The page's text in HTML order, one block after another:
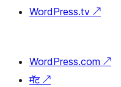
WordPress.tv ↗
WordPress.com ↗
मॅट ↗